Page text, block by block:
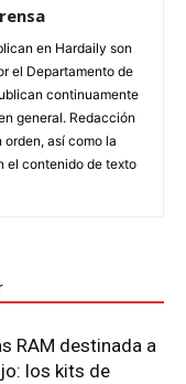
en Hardaily son
el Departamento de
continuamente
general. Redacción
así como la
el contenido de texto
RAM destinada a
los kits de